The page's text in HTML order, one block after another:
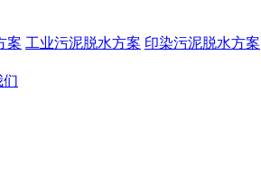
案 工业污泥脱水方案 印染污泥脱水方案
们